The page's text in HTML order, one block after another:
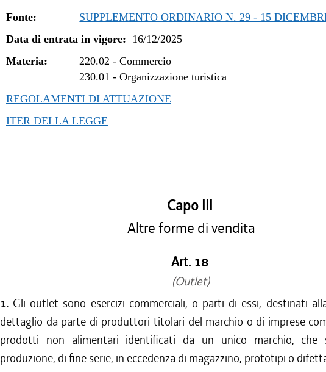
Fonte:
SUPPLEMENTO ORDINARIO N. 29 - 15
Data di entrata in vigore: 16/12/2025
Materia:
220.02 -Commercio
230.01 -Organizzazione turistica
REGOLAMENTI DI ATTUAZIONE
ITER DELLA LEGGE
Capo III
Altre forme di vendita
Art. 18
(Outlet)
1. Gli outlet sono esercizi commerciali, o parti di essi, destinati
dettaglio da parte di produttori titolari del marchio o di imprese
prodotti non alimentari identificati da un unico marchio, che
produzione, di fine serie, in eccedenza di magazzino, prototipi o